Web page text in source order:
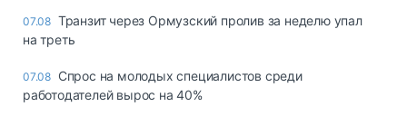
07.08 Транзит через Ормузский пролив за неделю упал
на треть
07.08 Спрос на молодых специалистов среди
работодателей вырос на 40%